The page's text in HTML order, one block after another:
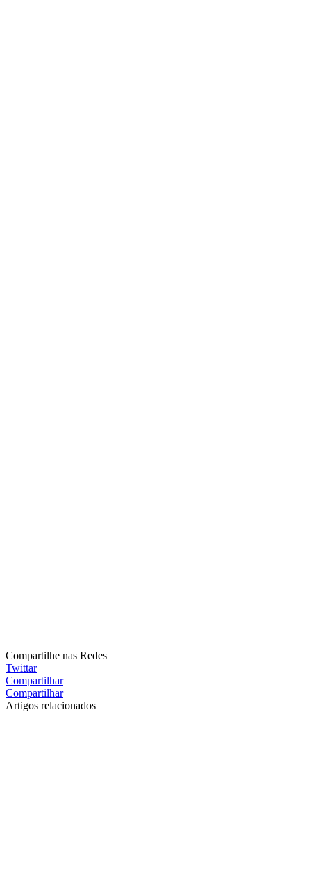
Compartilhe nas Redes
Twittar
Compartilhar
Compartilhar
Artigos relacionados